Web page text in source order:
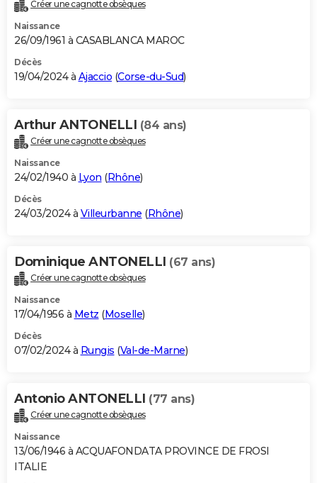
Créer une cagnotte obsèques
Naissance
26/09/1961 à CASABLANCA MAROC
Décès
19/04/2024 à Ajaccio (Corse-du-Sud)
Arthur ANTONELLI (84 ans)
Créer une cagnotte obsèques
Naissance
24/02/1940 à Lyon (Rhône)
Décès
24/03/2024 à Villeurbanne (Rhône)
Dominique ANTONELLI (67 ans)
Créer une cagnotte obsèques
Naissance
17/04/1956 à Metz (Moselle)
Décès
07/02/2024 à Rungis (Val-de-Marne)
Antonio ANTONELLI (77 ans)
Créer une cagnotte obsèques
Naissance
13/06/1946 à ACQUAFONDATA PROVINCE DE FROSI
ITALIE